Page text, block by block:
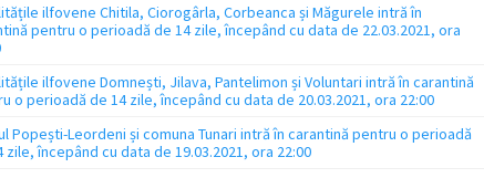
ilfovene Chitila, Ciorogârla, Corbeanca și Măgurele intră în
pentru o perioadă de 14 zile, începând cu data de 22.03.2021, ora
ilfovene Domnești, Jilava, Pantelimon și Voluntari intră în carantină
o perioadă de 14 zile, începând cu data de 20.03.2021, ora 22:00
Popești-Leordeni și comuna Tunari intră în carantină pentru o perioadă
zile, începând cu data de 19.03.2021, ora 22:00